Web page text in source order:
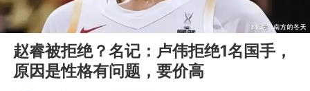
00:00 13:58
赵睿被拒绝？名记：卢伟拒绝1名国手，
原因是性格有问题，要价高